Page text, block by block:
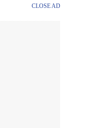
CLOSE AD